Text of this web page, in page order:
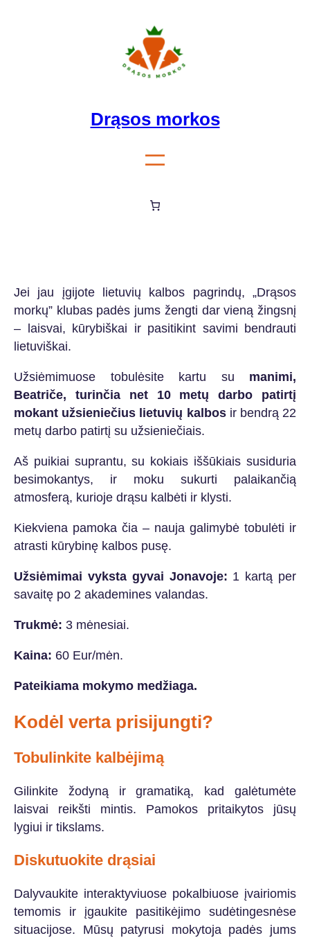
Drąsos morkos
Jei jau įgijote lietuvių kalbos pagrindų, „Drąsos
morkų” klubas padės jums žengti dar vieną žingsnį
– laisvai, kūrybiškai ir pasitikint savimi bendrauti
lietuviškai.
Užsiėmimuose tobulėsite kartu su manimi,
Beatriče, turinčia net 10 metų darbo patirtį
mokant užsieniečius lietuvių kalbosir bendrą 22
metų darbo patirtį su užsieniečiais.
Aš puikiai suprantu, su kokiais iššūkiais susiduria
besimokantys, ir moku sukurti palaikančią
atmosferą, kurioje drąsu kalbėti ir klysti.
Kiekviena pamoka čia – nauja galimybė tobulėti ir
atrasti kūrybinę kalbos pusę.
Užsiėmimai vyksta gyvai Jonavoje: 1 kartą per
savaitę po 2 akademines valandas.
Trukmė: 3 mėnesiai.
Kaina: 60 Eur/mėn.
Pateikiama mokymo medžiaga.
Kodėl verta prisijungti?
Tobulinkite kalbėjimą
Gilinkite žodyną ir gramatiką, kad galėtumėte
laisvai reikšti mintis. Pamokos pritaikytos jūsų
lygiui ir tikslams.
Diskutuokite drąsiai
Dalyvaukite interaktyviuose pokalbiuose įvairiomis
temomis ir įgaukite pasitikėjimo sudėtingesnėse
situacijose. Mūsų patyrusi mokytoja padės jums